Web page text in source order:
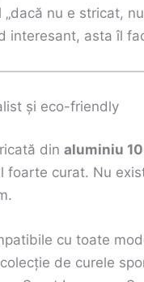
„dacă nu e stricat,
interesant, asta îl
și eco-friendly
din aluminiu
foarte curat. Nu
cu toate
de curele